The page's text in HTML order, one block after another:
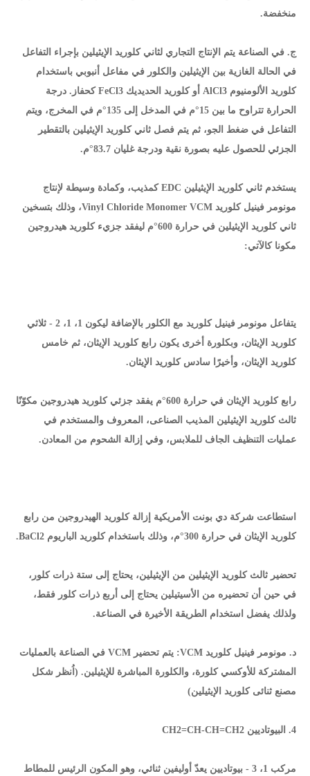
منخفضة.
ج. في الصناعة يتم الإنتاج التجاري لثاني كلوريد الإيثيلين بإجراء التفاعل
في الحالة الغازية بين الإيثيلين والكلور في مفاعل أنبوبي باستخدام
كلوريد الألومنيوم AlCl3 أو كلوريد الحديديك FeCl3 كحفاز. درجة
الحرارة تتراوح ما بين 15°م في المدخل إلى 135°م في المخرج، ويتم
التفاعل في ضغط الجو، ثم يتم فصل ثاني كلوريد الإيثيلين بالتقطير
الجزئي للحصول عليه بصورة نقية ودرجة غليان 83.7°م.
يستخدم ثاني كلوريد الإيثيلين EDC كمذيب، وكمادة وسيطة لإنتاج
مونومر فينيل كلوريد Vinyl Chloride Monomer VCM، وذلك بتسخين
ثاني كلوريد الإيثيلين في حرارة 600°م ليفقد جزيء كلوريد هيدروجين
مكونا كالآتي:
يتفاعل مونومر فينيل كلوريد مع الكلور بالإضافة ليكون 1، 1، 2 - ثلاثي
كلوريد الإيثان، وبكلورة أخرى يكون رابع كلوريد الإيثان، ثم خامس
كلوريد الإيثان، وأخيرًا سادس كلوريد الإيثان.
رابع كلوريد الإيثان في حرارة 600°م يفقد جزئي كلوريد هيدروجين مكوّنًا
ثالث كلوريد الإيثيلين المذيب الصناعى، المعروف والمستخدم في
عمليات التنظيف الجاف للملابس، وفي إزالة الشحوم من المعادن.
استطاعت شركة دي بونت الأمريكية إزالة كلوريد الهيدروجين من رابع
كلوريد الإيثان في حرارة 300°م، وذلك باستخدام كلوريد الباريوم BaCl2.
تحضير ثالث كلوريد الإيثيلين من الإيثيلين، يحتاج إلى ستة ذرات كلور،
في حين أن تحضيره من الأسيتيلين يحتاج إلى أربع ذرات كلور فقط،
ولذلك يفضل استخدام الطريقة الأخيرة في الصناعة.
د. مونومر فينيل كلوريد VCM: يتم تحضير VCM في الصناعة بالعمليات
المشتركة للأوكسي كلورة، والكلورة المباشرة للإيثيلين. (اُنظر شكل
مصنع ثنائى كلوريد الإيثيلين)
4. البيوتاديين CH2=CH-CH=CH2
مركب 1، 3 - بيوتاديين يعدّ أوليفين ثنائي، وهو المكون الرئيس للمطاط